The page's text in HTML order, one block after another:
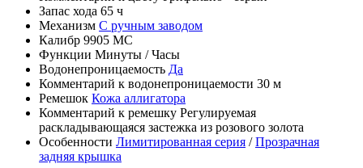
Запас хода 65 ч
Механизм С ручным заводом
Калибр 9905 MC
Функции Минуты /Часы
Водонепроницаемость Да
Комментарий к водонепроницаемости 30 м
Ремешок Кожа аллигатора
Комментарий к ремешку Регулируемая
раскладывающаяся застежка из розового золота
Особенности Лимитированная серия /Прозрачная
задняя крышка